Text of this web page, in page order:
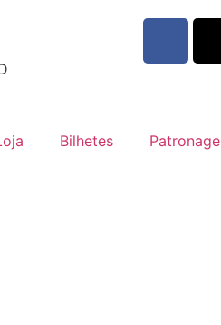
Bilhetes Patronage